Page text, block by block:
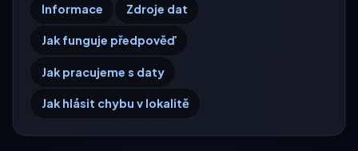
Informace Zdroje dat
Jak funguje předpověď
Jak pracujeme s daty
Jak hlásit chybu v lokalitě